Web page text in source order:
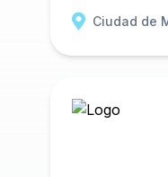
Ciudad de